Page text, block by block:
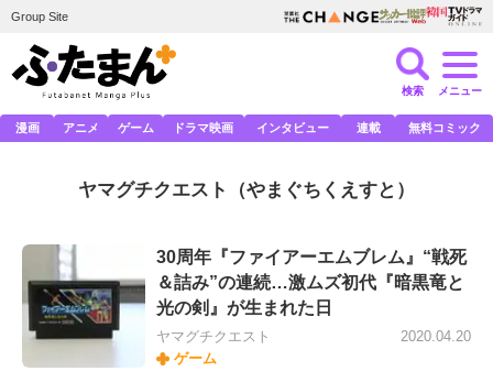
Group Site
検索 メニュー
漫画 アニメ ゲーム ドラマ映画 インタビュー 連載 無料コミック
ヤマグチクエスト （やまぐちくえすと）
30周年『ファイアーエムブレム』“戦死
＆詰み”の連続…激ムズ初代『暗黒竜と
光の剣』が生まれた日
ヤマグチクエスト
ゲーム
2020.04.20